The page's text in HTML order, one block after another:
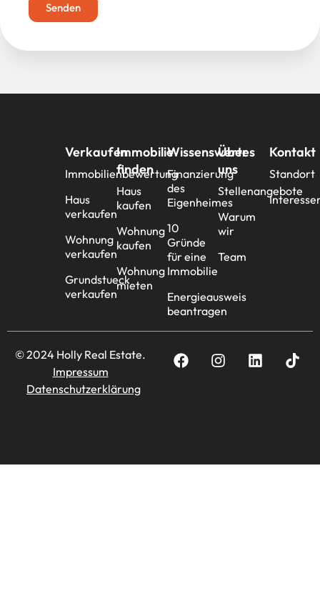
Senden
Verkaufen
Immobilienbewertung
Haus
verkaufen
Wohnung
verkaufen
Grundstueck
verkaufen
Immobilie
finden
Haus
kaufen
Wohnung
kaufen
Wohnung
mieten
Wissenswertes
Finanzierung
des
Eigenheimes
10
Gründe
für eine
Immobilie
Energieausweis
beantragen
Über
uns
Stellenangebote
Warum
wir
Team
Kontakt
Standort
© 2024 Holly Real Estate.
Impressum
Datenschutzerklärung